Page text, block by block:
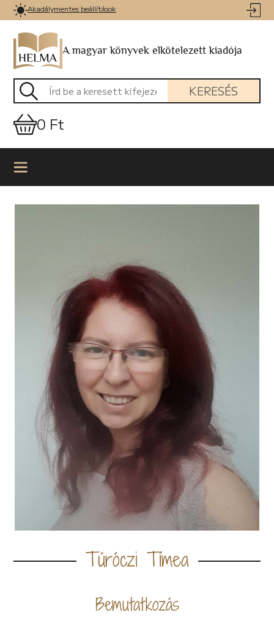
Akadálymentes beállítások
A magyar könyvek elkötelezett kiadója
KERESÉS
0 Ft
Túróczi Tímea
Bemutatkozás